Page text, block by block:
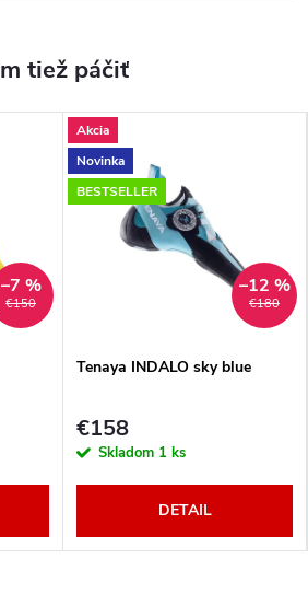
€150
–7 %
Akcia
Novinka
BESTSELLER
€180
–12 %
Tenaya INDALO sky blue
€158
Skladom 1 ks
DETAIL